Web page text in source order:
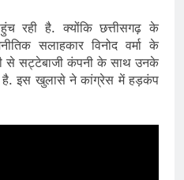
रही है. क्योंकि छत्तीसगढ़ के
सलाहकार विनोद वर्मा के
से सट्टेबाजी कंपनी के साथ उनके
है. इस खुलासे ने कांग्रेस में हड़कंप